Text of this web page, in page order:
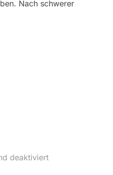
Nach schwerer
deaktiviert